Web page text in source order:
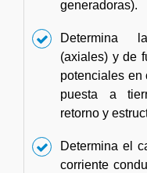
generadoras).
Determina
(axiales) y de
potenciales en
puesta a
retorno y
Determina el
corriente